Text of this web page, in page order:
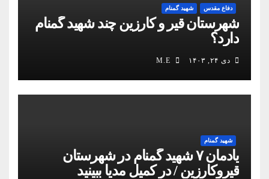
دفاع مقدس شهید گمنام
شهرستان قیر و کارزین چند شهید گمنام
دارد؟
دی ۲۴, ۱۴۰۳
شهید گمنام
یادمان ۷ شهید گمنام در شهرستان
قیروکارزین / در کمیل مدیا ببینید